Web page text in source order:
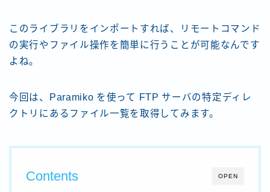
このライブラリをインポートすれば、リモートコマンド
の実行やファイル操作を簡単に行うことが可能なんです
よね。
今回は、Paramiko を使って FTP サーバの特定ディレ
クトリにあるファイル一覧を取得してみます。
OPEN
Contents